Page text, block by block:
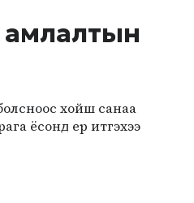
амлалтын
хойш санаа
ёсонд ер итгэхээ